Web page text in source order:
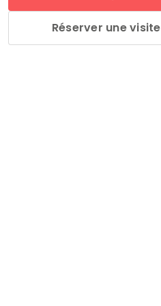
Réserver une visite